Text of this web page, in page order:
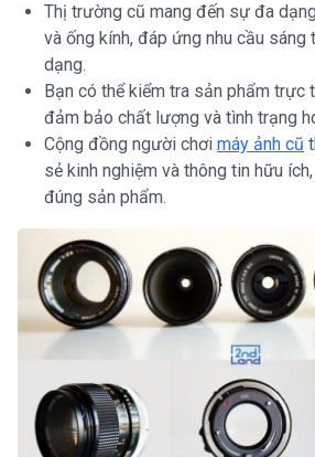
Thị trường cũ mang đến sự đa
và ống kính, đáp ứng nhu cầu sáng
dạng.
Bạn có thể kiểm tra sản phẩm trực
đảm bảo chất lượng và tình trạng
Cộng đồng người chơi máy ảnh cũ
sẻ kinh nghiệm và thông tin hữu
đúng sản phẩm.